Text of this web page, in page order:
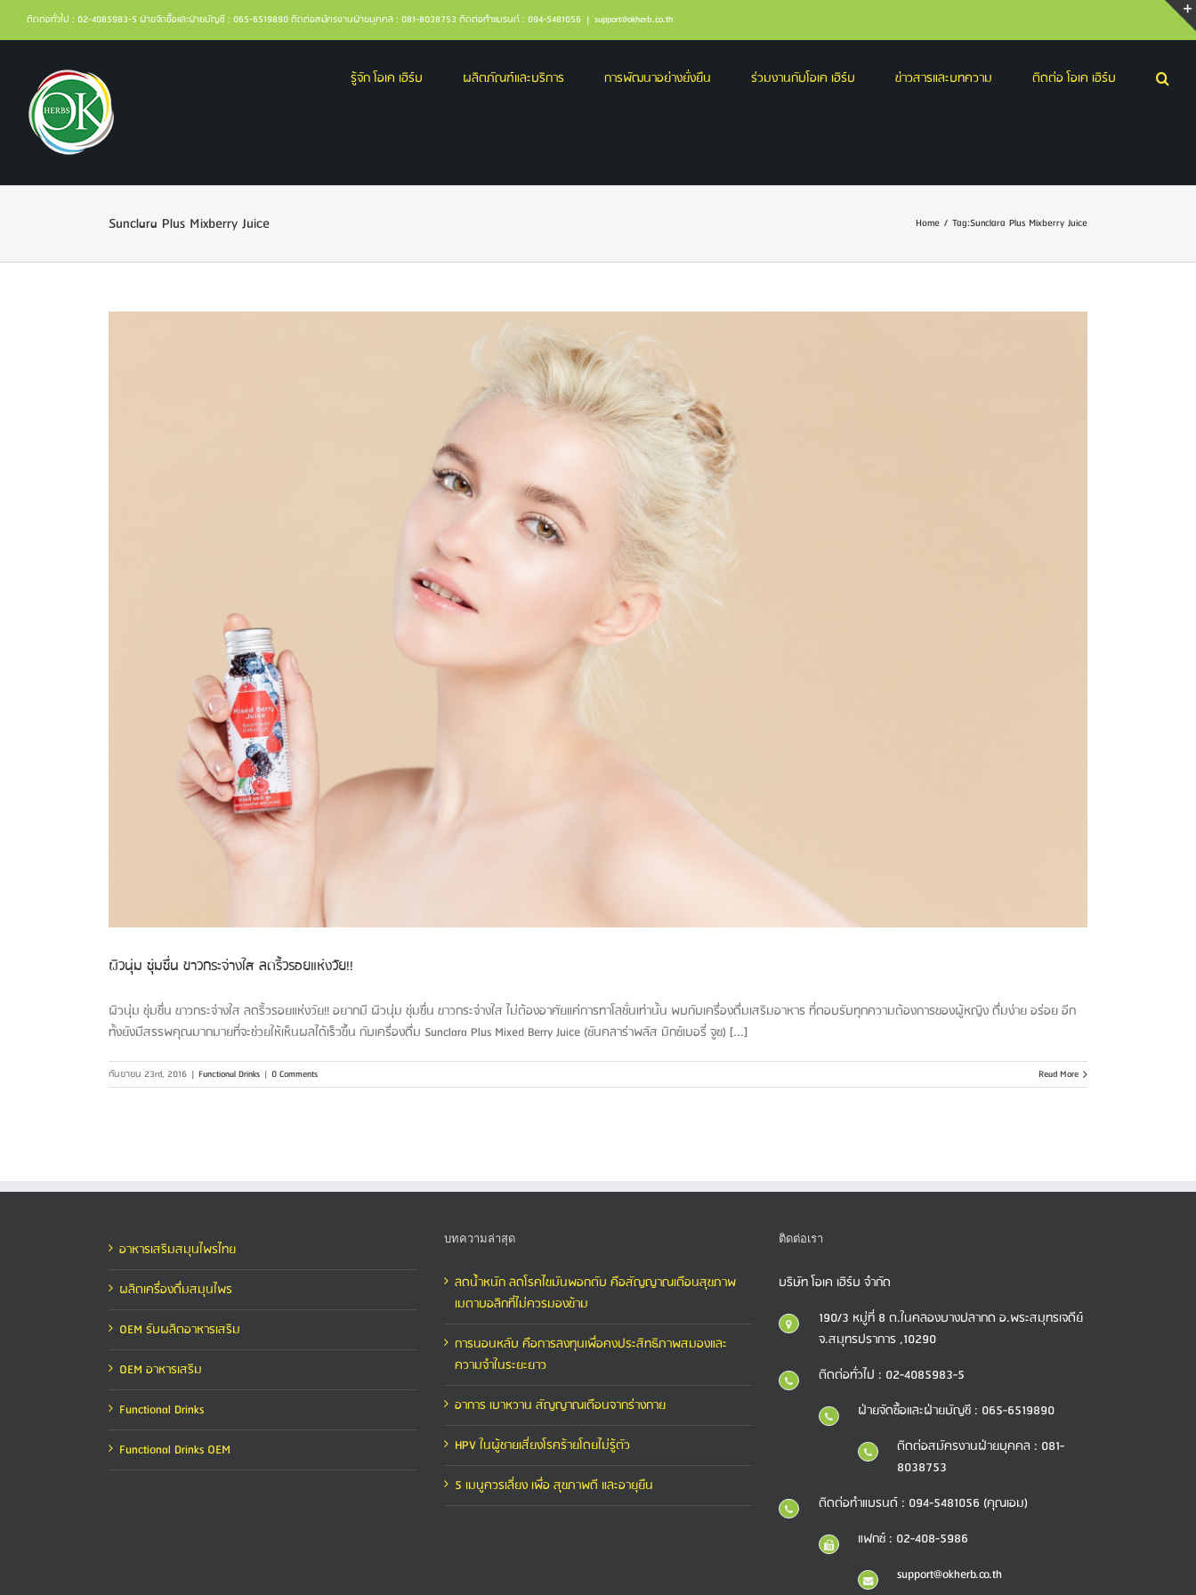
ติดต่อทั่วไป : 02-4085983-5 ฝ่ายจัดซื้อและฝ่ายบัญชี : 065-6519890 ติดต่อสมัครงานฝ่ายบุคคล : 081-8038753 ติดต่อทำแบรนด์ : 094-5481056 | support@okherb.co.th
รู้จัก โอเค เฮิร์บ ผลิตภัณฑ์และบริการ การพัฒนาอย่างยั่งยืน ร่วมงานกับโอเค เฮิร์บ ข่าวสารและบทความ ติดต่อ โอเค เฮิร์บ
Sunclara Plus Mixberry Juice Home / Tag:Sunclara Plus Mixberry Juice
ผิวนุ่ม ชุ่มชื่น ขาวกระจ่างใส ลดริ้วรอยแห่งวัย!!
ผิวนุ่ม ชุ่มชื่น ขาวกระจ่างใส ลดริ้วรอยแห่งวัย!! อยากมี ผิวนุ่ม ชุ่มชื่น ขาวกระจ่างใส ไม่ต้องอาศัยแค่การทาโลชั่นเท่านั้น พบกับเครื่องดื่มเสริมอาหาร ที่ตอบรับทุกความต้องการของผู้หญิง ดื่มง่าย อร่อย อีก
ทั้งยังมีสรรพคุณมากมายที่จะช่วยให้เห็นผลได้เร็วขึ้น กับเครื่องดื่ม Sunclara Plus Mixed Berry Juice (ซันคลาร่าพลัส มิกซ์เบอรี่ จูซ) [...]
กันยายน 23rd, 2016 | Functional Drinks | 0 Comments Read More
อาหารเสริมสมุนไพรไทย
ผลิตเครื่องดื่มสมุนไพร
OEM รับผลิตอาหารเสริม
OEM อาหารเสริม
Functional Drinks
Functional Drinks OEM
บทความล่าสุด
ลดน้ำหนัก ลดโรคไขมันพอกตับ คือสัญญาณเตือนสุขภาพ
เมตาบอลิกที่ไม่ควรมองข้าม
การนอนหลับ คือการลงทุนเพื่อคงประสิทธิภาพสมองและ
ความจำในระยะยาว
อาการ เบาหวาน สัญญาณเตือนจากร่างกาย
HPV ในผู้ชายเสี่ยงโรคร้ายโดยไม่รู้ตัว
5 เมนูควรเลี่ยง เพื่อ สุขภาพดี และอายุยืน
ติดต่อเรา
บริษัท โอเค เฮิร์บ จำกัด
190/3 หมู่ที่ 8 ต.ในคลองบางปลากด อ.พระสมุทรเจดีย์
จ.สมุทรปราการ ,10290
ติดต่อทั่วไป : 02-4085983-5
ฝ่ายจัดซื้อและฝ่ายบัญชี : 065-6519890
ติดต่อสมัครงานฝ่ายบุคคล : 081-
8038753
ติดต่อทำแบรนด์ : 094-5481056 (คุณเอม)
แฟกซ์ : 02-408-5986
support@okherb.co.th